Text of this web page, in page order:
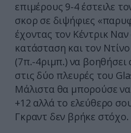
επιμέρους 9-4 έστειλε
σκορ σε διψήφιες
έχοντας τον Κέντρικ Ναν
κατάσταση και τον
(7π.-4ριμπ.) να βοηθήσει
στις δύο πλευρές του
Μάλιστα θα μπορούσε να
+12 αλλά το ελεύθερο
Γκραντ δεν βρήκε στόχο.